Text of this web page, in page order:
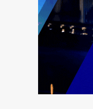
ΟΜΑΔΕΣ ΕΛ.ΑΣ.